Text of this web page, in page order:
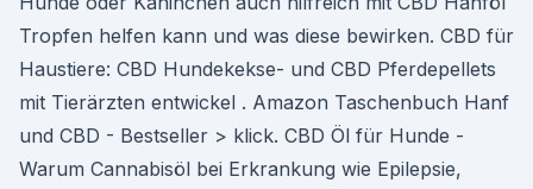
Tropfen helfen kann und was diese bewirken. CBD für
Haustiere: CBD Hundekekse- und CBD Pferdepellets
mit Tierärzten entwickel . Amazon Taschenbuch Hanf
und CBD - Bestseller > klick. CBD Öl für Hunde -
Warum Cannabisöl bei Erkrankung wie Epilepsie,